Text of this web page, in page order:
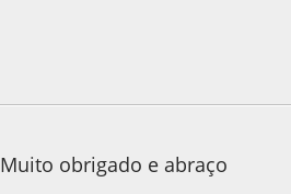
obrigado e abraço